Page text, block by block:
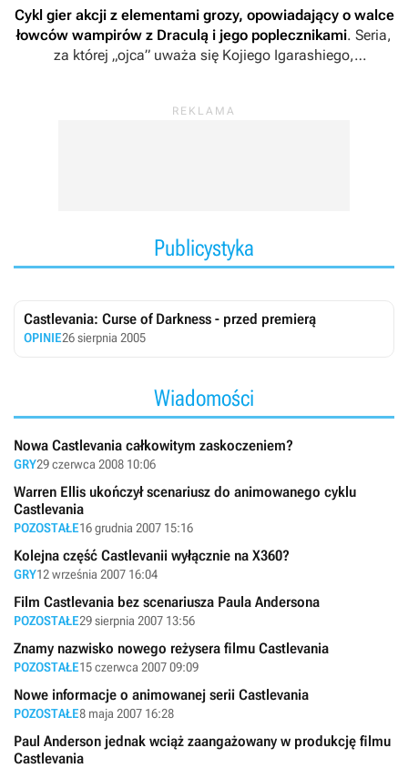
Cykl gier akcji z elementami grozy, opowiadający o walce
łowców wampirów z Draculą i jego poplecznikami. Seria,
za której „ojca” uważa się Kojiego Igarashiego,
Oprócz niej na kartach historii tej marki zapisało się
Publicystyka
Castlevania: Curse of Darkness - przed premierą
OPINIE26 sierpnia 2005
Wiadomości
Nowa Castlevania całkowitym zaskoczeniem?
GRY29 czerwca 2008 10:06
Warren Ellis ukończył scenariusz do animowanego cyklu
Castlevania
POZOSTAŁE16 grudnia 2007 15:16
Kolejna część Castlevanii wyłącznie na X360?
GRY12 września 2007 16:04
Film Castlevania bez scenariusza Paula Andersona
POZOSTAŁE29 sierpnia 2007 13:56
Znamy nazwisko nowego reżysera filmu Castlevania
POZOSTAŁE15 czerwca 2007 09:09
Nowe informacje o animowanej serii Castlevania
POZOSTAŁE8 maja 2007 16:28
Paul Anderson jednak wciąż zaangażowany w produkcję filmu
Castlevania